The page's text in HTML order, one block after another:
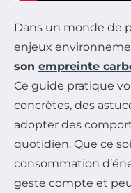
Dans un monde de
enjeux
son empreinte
Ce guide pratique
concrètes, des
adopter des
quotidien. Que ce
consommation
geste compte et